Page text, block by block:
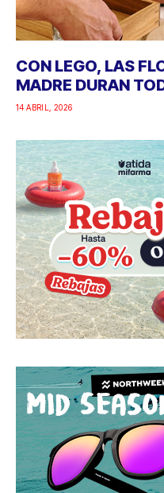
CON LEGO, LAS
MADRE DURAN
14 ABRIL, 2026